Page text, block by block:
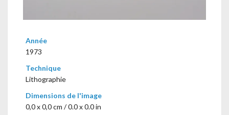
Année
1973
Technique
Lithographie
Dimensions de l'image
0,0 x 0,0 cm / 0.0 x 0.0 in